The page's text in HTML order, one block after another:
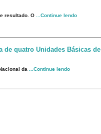
resultado. O ...Continue lendo
de quatro Unidades Básicas de
da ...Continue lendo